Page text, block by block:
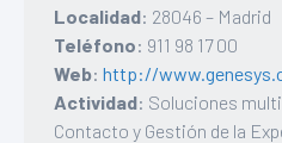
Localidad: 28046 – Madrid
Teléfono: 911 98 17 00
Web: http://
Actividad: Soluciones
Contacto y Gestión de la